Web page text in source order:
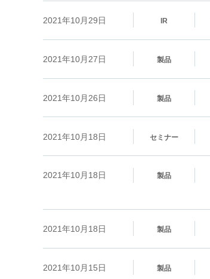
2021年10月29日 IR
2021年10月27日 製品
2021年10月26日 製品
2021年10月18日 セミナー
2021年10月18日 製品
2021年10月18日 製品
2021年10月15日 製品